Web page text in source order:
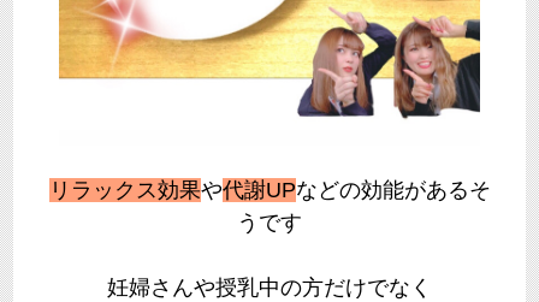
リラックス効果や代謝UPなどの効能があるそ
うです
妊婦さんや授乳中の方だけでなく